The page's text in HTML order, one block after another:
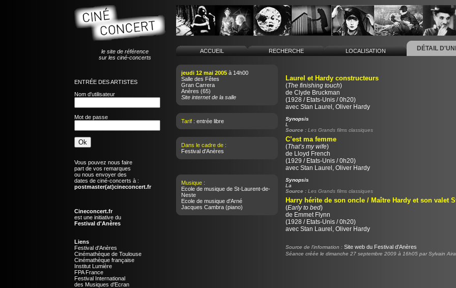
le site de référence
sur les ciné-concerts
ENTRÉE DES ARTISTES
Nom d'utilisateur
Mot de passe
Vous pouvez nous faire
part de vos remarques
ou nous envoyer des
dates de ciné-concerts à :
postmaster(at)cineconcert.fr
Cineconcert.fr
est une initiative du
Festival d'Anères
Liens
Festival d'Anères
Cinémathèque de Toulouse
Cinémathèque française
Institut Lumière
FPA France
Festival International
des Musiques d'Ecran
ACCUEIL RECHERCHE LOCALISATION DÉTAIL
jeudi 12 mai 2005à 14h00
Salle des Fêtes
Gran Carrera
Anères (65)
Site internet de la salle
Tarif : entrée libre
Dans le cadre de :
Festival d'Anères
Musique :
Ecole de musique de St-Laurent-de-
Neste
Ecole de musique d'Arné
Jacques Cambra(piano)
Laurel et Hardy constructeurs
(The finishing touch)
de Clyde Bruckman
(1928 / Etats-Unis / 0h20)
avec Stan Laurel, Oliver Hardy
Synopsis
L
Source : Les Grands films classiques
C’est ma femme
(That’s my wife)
de Lloyd French
(1929 / Etats-Unis / 0h20)
avec Stan Laurel, Oliver Hardy
Synopsis
La
Source : Les Grands films classiques
Harry hérite de son oncle / Maître Hardy et son valet
(Early to bed)
de Emmet Flynn
(1928 / Etats-Unis / 0h20)
avec Stan Laurel, Oliver Hardy
Source de l'information : Site web du Festival d'Anères
Séance créée le dimanche 27 septembre 2009 à 16h05 par Sylvain